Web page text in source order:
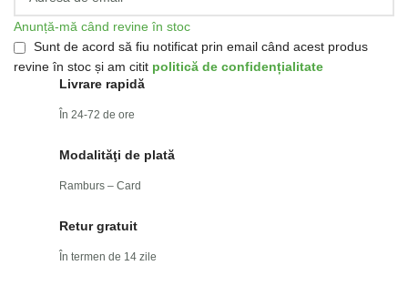
Anunță-mă când revine în stoc
Sunt de acord să fiu notificat prin email când acest produs
revine în stoc și am citit politică de confidențialitate
Livrare rapidă
În 24-72 de ore
Modalităţi de plată
Ramburs – Card
Retur gratuit
În termen de 14 zile